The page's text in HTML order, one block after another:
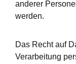
anderer
werden.
Das Recht auf
Verarbeitung